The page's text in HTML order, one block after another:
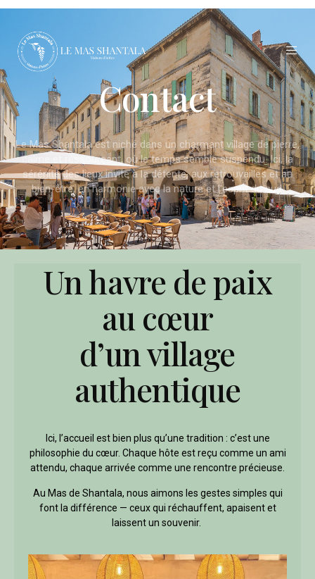
Contact
Le Mas Shantala est niché dans un charmant village de pierre,
calme et ressourçant, où le temps semble suspendu. Ici, la
sérénité des lieux invite à la détente, aux retrouvailles et au
bien-être, en harmonie avec la nature et l’esprit du sud.
Un havre de paix
au cœur
d’un village
authentique
Ici, l’accueil est bien plus qu’une tradition : c’est une
philosophie du cœur. Chaque hôte est reçu comme un ami
attendu, chaque arrivée comme une rencontre précieuse.
Au Mas de Shantala, nous aimons les gestes simples qui
font la différence — ceux qui réchauffent, apaisent et
laissent un souvenir.